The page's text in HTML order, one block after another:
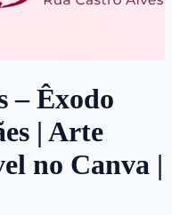
– Êxodo
| Arte
no Canva |